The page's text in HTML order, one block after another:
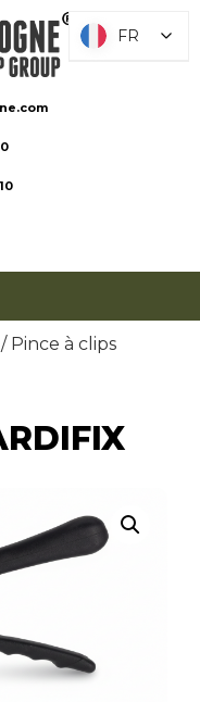
/ Pince à clips
FR
FR